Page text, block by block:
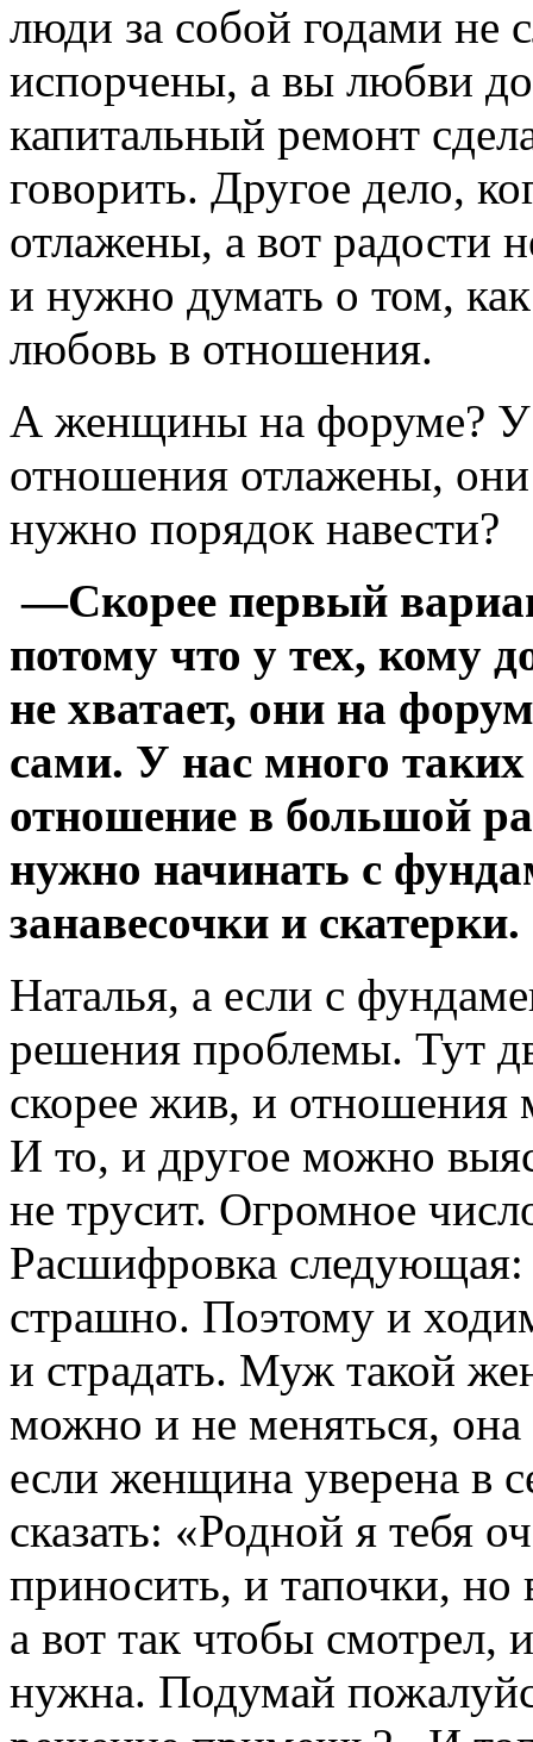
люди за собой годами не
испорчены, а вы любви
капитальный ремонт
говорить. Другое дело,
отлажены, а вот радости
и нужно думать о том,
любовь в отношения.
А женщины на форуме? У
отношения отлажены,
нужно порядок навести?
—Скорее первый
потому что у тех, кому
не хватает, они на
сами. У нас много
отношение в большой
нужно начинать с
занавесочки и скатерки.
Наталья, а если с
решения проблемы. Тут
скорее жив, и отношения
И то, и другое можно
не трусит. Огромное
Расшифровка следующая:
страшно. Поэтому и
и страдать. Муж такой
можно и не меняться, она
если женщина уверена в
сказать: «Родной я тебя
приносить, и тапочки, но
а вот так чтобы смотрел,
нужна. Подумай